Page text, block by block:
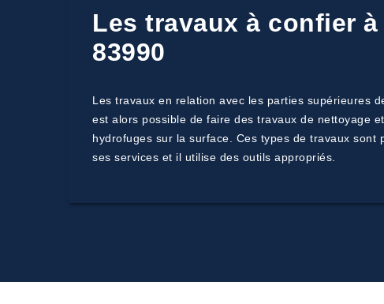
Les travaux à confier
83990
Les travaux en relation avec les parties supérieures
est alors possible de faire des travaux de nettoyage
hydrofuges sur la surface. Ces types de travaux
ses services et il utilise des outils appropriés.